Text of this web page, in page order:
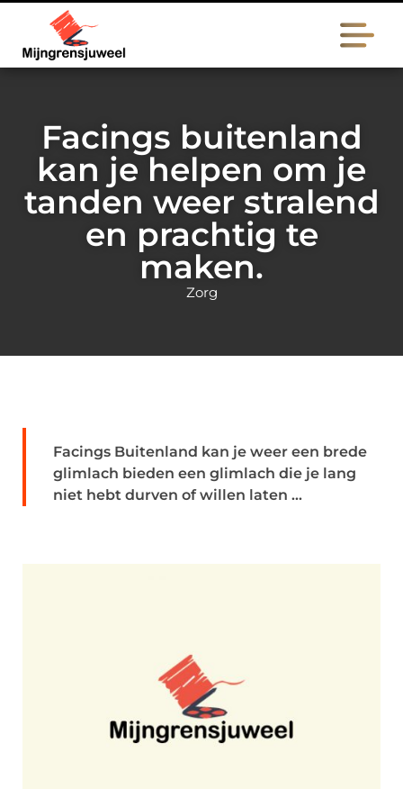
Facings buitenland
kan je helpen om je
tanden weer stralend
en prachtig te
maken.
Zorg
Facings Buitenland kan je weer een brede
glimlach bieden een glimlach die je lang
niet hebt durven of willen laten ...